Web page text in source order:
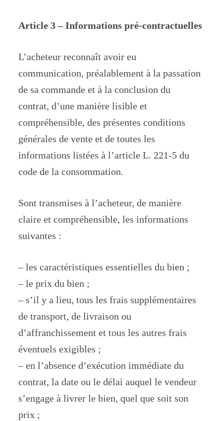
Article 3 – Informations pré-contractuelles
L’acheteur reconnaît avoir eu
communication, préalablement à la passation
de sa commande et à la conclusion du
contrat, d’une manière lisible et
compréhensible, des présentes conditions
générales de vente et de toutes les
informations listées à l’article L. 221-5 du
code de la consommation.
Sont transmises à l’acheteur, de manière
claire et compréhensible, les informations
suivantes :
– les caractéristiques essentielles du bien ;
– le prix du bien ;
– s’il y a lieu, tous les frais supplémentaires
de transport, de livraison ou
d’affranchissement et tous les autres frais
éventuels exigibles ;
– en l’absence d’exécution immédiate du
contrat, la date ou le délai auquel le vendeur
s’engage à livrer le bien, quel que soit son
prix ;